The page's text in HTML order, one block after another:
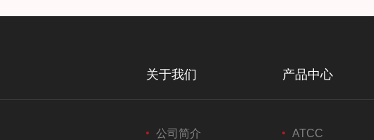
关于我们
公司简介
产品中心
ATCC